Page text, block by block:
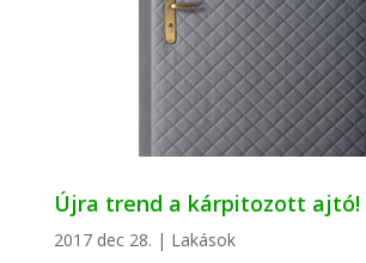
Újra trend a kárpitozott ajtó!
2017 dec 28. | Lakások